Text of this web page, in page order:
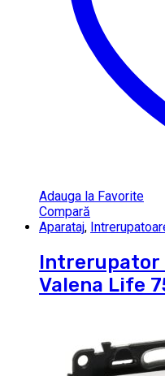
Adauga la Favorite
Compară
Aparataj,
Intrerupator
Valena Life